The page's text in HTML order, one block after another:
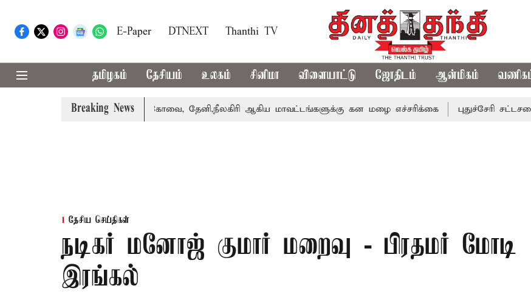
E-Paper DTNEXT Thanthi TV
தமிழகம் தேசியம் உலகம் சினிமா விளையாட்டு ஜோதிடம் ஆன்மிகம்
Breaking News
பெற்றார் சங்கீதா கோவை, தேனி,நீலகிரி ஆகிய மாவட்டங்களுக்கு கன மழை எச்சரிக்கை புதுச்சேரி சட்டசபையில்
தேசிய செய்திகள்
நடிகர் மனோஜ் குமார் மறைவு - பிரதமர் மோடி
இரங்கல்